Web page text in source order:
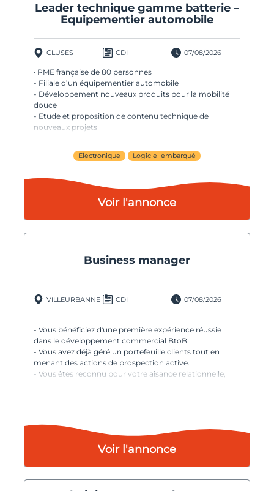
Leader technique gamme batterie –
Equipementier automobile
CLUSES CDI 07/08/2026
· PME française de 80 personnes
- Filiale d’un équipementier automobile
- Développement nouveaux produits pour la mobilité
douce
- Etude et proposition de contenu technique de
nouveaux projets
Electronique Logiciel embarqué
Voir l'annonce
Business manager
VILLEURBANNE CDI 07/08/2026
- Vous bénéficiez d'une première expérience réussie
dans le développement commercial BtoB.
- Vous avez déjà géré un portefeuille clients tout en
menant des actions de prospection active.
- Vous êtes reconnu pour votre aisance relationnelle,
- Vous avez envie de participer à la construction d'un
commerciales plus larges.Voir l'annonce